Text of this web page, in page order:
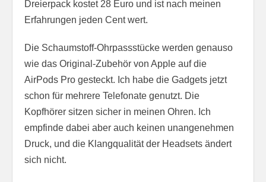
Dreierpack kostet 28 Euro und ist nach meinen
Erfahrungen jeden Cent wert.
Die Schaumstoff-Ohrpassstücke werden genauso
wie das Original-Zubehör von Apple auf die
AirPods Pro gesteckt. Ich habe die Gadgets jetzt
schon für mehrere Telefonate genutzt. Die
Kopfhörer sitzen sicher in meinen Ohren. Ich
empfinde dabei aber auch keinen unangenehmen
Druck, und die Klangqualität der Headsets ändert
sich nicht.